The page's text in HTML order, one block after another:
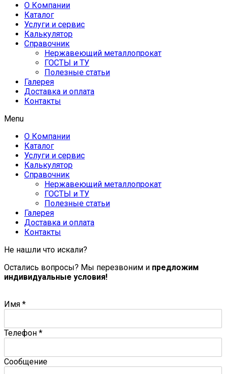
О Компании
Каталог
Услуги и сервис
Калькулятор
Справочник
Нержавеющий металлопрокат
ГОСТЫ и ТУ
Полезные статьи
Галерея
Доставка и оплата
Контакты
Menu
О Компании
Каталог
Услуги и сервис
Калькулятор
Справочник
Нержавеющий металлопрокат
ГОСТЫ и ТУ
Полезные статьи
Галерея
Доставка и оплата
Контакты
Не нашли что искали?
Остались вопросы? Мы перезвоним и предложим
индивидуальные условия!
Имя *
Телефон *
Сообщение